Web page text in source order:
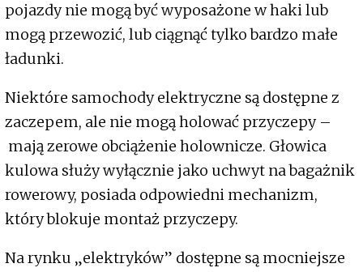
pojazdy nie mogą być wyposażone w haki lub
mogą przewozić, lub ciągnąć tylko bardzo małe
ładunki.
Niektóre samochody elektryczne są dostępne z
zaczepem, ale nie mogą holować przyczepy –
mają zerowe obciążenie holownicze. Głowica
kulowa służy wyłącznie jako uchwyt na bagażnik
rowerowy, posiada odpowiedni mechanizm,
który blokuje montaż przyczepy.
Na rynku „elektryków” dostępne są mocniejsze